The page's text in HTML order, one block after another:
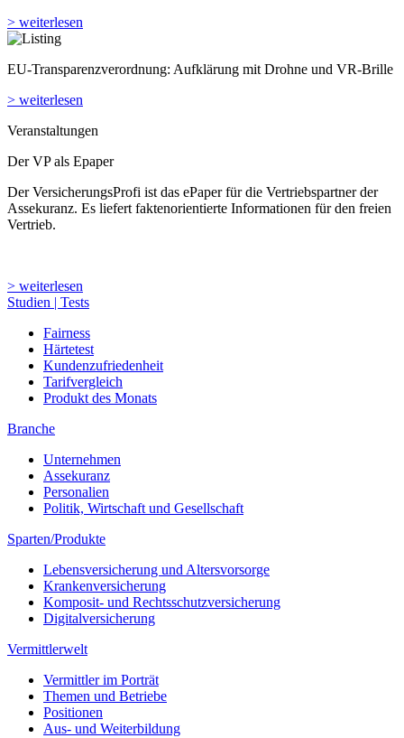
> weiterlesen
EU-Transparenzverordnung: Aufklärung mit Drohne und VR-Brille
> weiterlesen
Veranstaltungen
Der VP als Epaper
Der VersicherungsProfi ist das ePaper für die Vertriebspartner der
Assekuranz. Es liefert faktenorientierte Informationen für den freien
Vertrieb.
> weiterlesen
Studien | Tests
Fairness
Härtetest
Kundenzufriedenheit
Tarifvergleich
Produkt des Monats
Branche
Unternehmen
Assekuranz
Personalien
Politik, Wirtschaft und Gesellschaft
Sparten/Produkte
Lebensversicherung und Altersvorsorge
Krankenversicherung
Komposit- und Rechtsschutzversicherung
Digitalversicherung
Vermittlerwelt
Vermittler im Porträt
Themen und Betriebe
Positionen
Aus- und Weiterbildung